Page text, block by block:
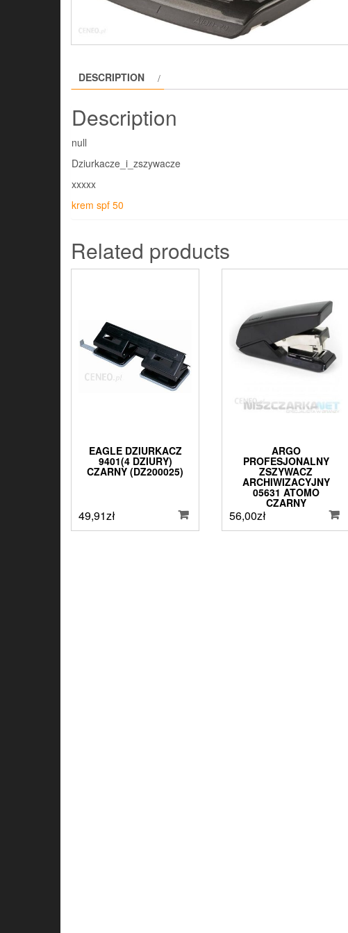
DESCRIPTION
Description
null
Dziurkacze_i_zszywacze
xxxxx
krem spf 50
Related products
EAGLE DZIURKACZ
9401(4 DZIURY)
CZARNY (DZ200025)
49,91zł
ARGO
PROFESJONALNY
ZSZYWACZ
ARCHIWIZACYJNY
05631 ATOMO
CZARNY
56,00zł